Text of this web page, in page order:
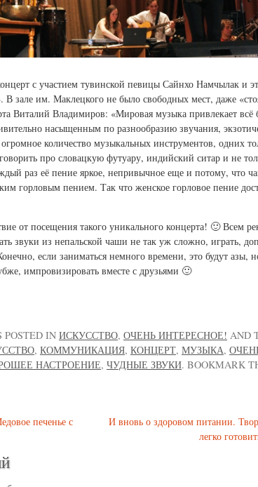
с участием тувинской певицы Сайнхо Намчылак и
зале им. Маклецкого не было свободных мест, даже
Виталий Владимиров: «Мировая музыка привлекает всё
насыщенным по разнообразию звучания,
количество музыкальных инструментов, одних
про словацкую футуару, индийский ситар и не
раз её пение яркое, непривычное еще и потому, что
горловым пением. Так что женское горловое пение
от посещения такого уникального концерта! 🙂 Всем
звуки из непальской чаши не так уж сложно, играть,
если заниматься немного времени, это будут азы,
импровизировать вместе с друзьями 🙂
POSTED IN ИСКУССТВО, ОЧЕНЬ ИНТЕРЕСНОЕ! AND
, КОММУНИКАЦИЯ, КОНЦЕРТ, МУЗЫКА,
НАСТРОЕНИЕ, ЧУДНЫЕ ЗВУКИ. BOOKMARK
печенье с
И вновь о здоровом питании.
легко